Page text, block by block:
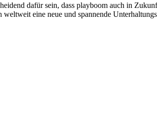
dafür sein, dass playboom auch in
eine neue und spannende